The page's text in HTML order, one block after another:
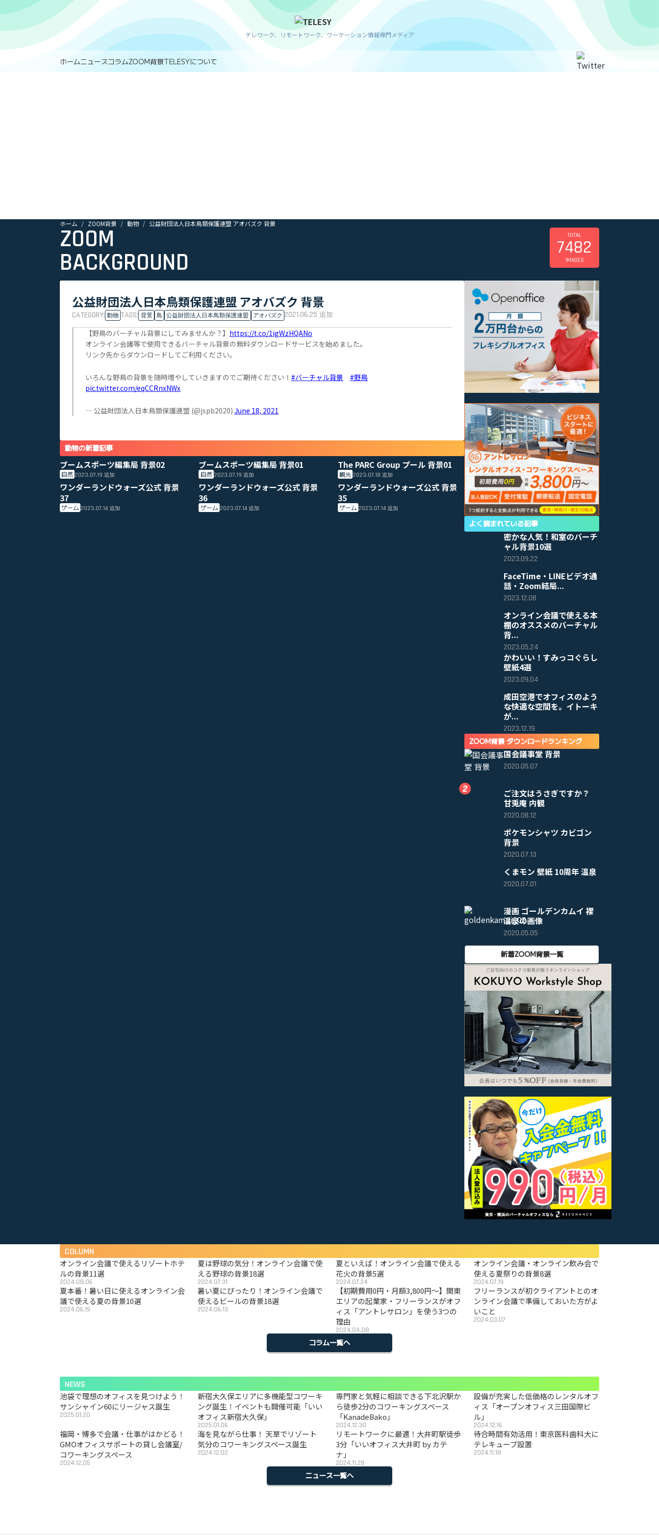
テレワーク、リモートワーク、ワーケーション情報専門メディア
ホームニュースコラムZOOM背景TELESYについて
ホーム ZOOM背景 動物 公益財団法人日本鳥類保護連盟 アオバズク 背景
ZOOM
BACKGROUND
TOTAL
7482
IMAGES
公益財団法人日本鳥類保護連盟 アオバズク 背景
CATEGORY: 動物 TAGS: 背景 鳥 公益財団法人日本鳥類保護連盟 アオバズク 2021.06.25 追加
【野鳥のバーチャル背景にしてみませんか？】 https://t.co/1igWzHQANo
オンライン会議等で使用できるバーチャル背景の無料ダウンロードサービスを始めました。
リンク先からダウンロードしてご利用ください。
いろんな野鳥の背景を随時増やしていきますのでご期待ください！ #バーチャル背景
#野鳥
pic.twitter.com/eqCCRnxNWx
— 公益財団法人日本鳥類保護連盟 (@jspb2020) June 18, 2021
動物の新着記事
ブームスポーツ編集局 背景02
自然 2023.07.19追加
ブームスポーツ編集局 背景01
自然 2023.07.19 追加
The PARC Group プール 背景01
観光 2023.07.18追加
ワンダーランドウォーズ公式 背景
37
ゲーム 2023.07.14追加
ワンダーランドウォーズ公式 背景
36
ゲーム 2023.07.14 追加
ワンダーランドウォーズ公式 背景
35
ゲーム 2023.07.14追加
よく読まれている記事
密かな人気！和室のバーチ
ャル背景10選
2023.09.22
FaceTime・LINEビデオ通
話・Zoom結局...
2023.12.08
オンライン会議で使える本
棚のオススメのバーチャル
背...
2023.05.24
かわいい！すみっコぐらし
壁紙4選
2023.09.04
成田空港でオフィスのよう
な快適な空間を。イトーキ
が...
2023.12.19
ZOOM背景 ダウンロードランキング
国会議事堂 背景
2020.05.07
ご注文はうさぎですか？
甘兎庵 内観
2020.08.12
ポケモンシャツ カビゴン
背景
2020.07.13
くまモン 壁紙 10周年 温泉
2020.07.01
漫画 ゴールデンカムイ 裸
温泉の画像
2020.05.05
新着ZOOM背景一覧
COLUMN
オンライン会議で使えるリゾートホテ
ルの背景11選
2024.08.06
夏は野球の気分！オンライン会議で使
える野球の背景18選
2024.07.31
夏といえば！オンライン会議で使える
花火の背景5選
2024.07.24
オンライン会議・オンライン飲み会で
使える夏祭りの背景8選
2024.07.19
夏本番！暑い日に使えるオンライン会
議で使える夏の背景10選
2024.06.19
暑い夏にぴったり！オンライン会議で
使えるビールの背景18選
2024.06.13
【初期費用0円・月額3,800円〜】関東
エリアの起業家・フリーランスがオフ
ィス「アントレサロン」を使う3つの
理由
2024.04.08
フリーランスが初クライアントとのオ
ンライン会議で準備しておいた方がよ
いこと
2024.03.07
コラム一覧へ
NEWS
池袋で理想のオフィスを見つけよう！
サンシャイン60にリージャス誕生
2025.01.20
新宿大久保エリアに多機能型コワーキ
ング誕生！イベントも開催可能「いい
オフィス新宿大久保」
2025.01.06
専門家と気軽に相談できる下北沢駅か
ら徒歩2分のコワーキングスペース
「KanadeBako」
2024.12.30
設備が充実した低価格のレンタルオフ
ィス「オープンオフィス三田国際ビ
ル」
2024.12.16
福岡・博多で会議・仕事がはかどる！
GMOオフィスサポートの貸し会議室/
コワーキングスペース
2024.12.05
海を見ながら仕事！ 天草でリゾート
気分のコワーキングスペース誕生
2024.12.02
リモートワークに最適！大井町駅徒歩
3分「いいオフィス大井町 by カテ
ナ」
2024.11.29
待合時間有効活用！東京医科歯科大に
テレキューブ設置
2024.11.18
ニュース一覧へ